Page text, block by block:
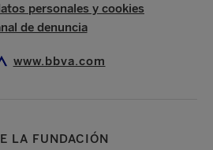
personales y cookies
de denuncia
www.bbva.com
LA FUNDACIÓN